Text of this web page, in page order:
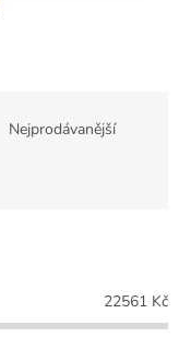
Nejprodávanější
22561 Kč